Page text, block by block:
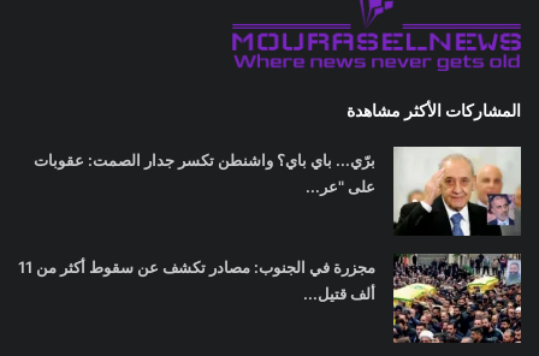
المشاركات الأكثر مشاهدة
برّي... باي باي؟ واشنطن تكسر جدار الصمت: عقوبات
على "عر...
مجزرة في الجنوب: مصادر تكشف عن سقوط أكثر من 11
ألف قتيل...